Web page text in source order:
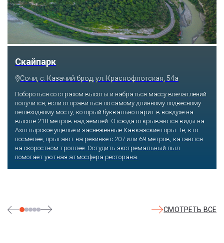
Скайпарк
Сочи, с. Казачий брод, ул. Краснофлотская, 54а
Побороться со страхом высоты и набраться массу впечатлений
получится, если отправиться по самому длинному подвесному
пешеходному мосту, который буквально парит в воздухе на
высоте 218 метров над землей. Отсюда открываются виды на
Ахштырское ущелье и заснеженные Кавказские горы. Те, кто
посмелее, прыгают на резинке с 207 или 69 метров, катаются
на скоростном троллее. Остудить экстремальный пыл
помогает уютная атмосфера ресторана.
СМОТРЕТЬ ВСЕ